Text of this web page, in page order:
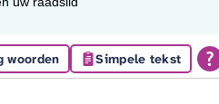
woorden Simpele tekst